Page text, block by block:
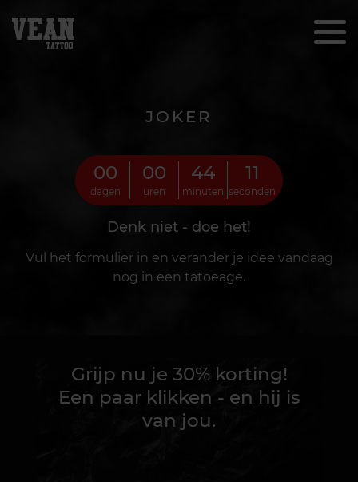
JOKER
00
dagen
00
uren
44
minuten
08
seconden
Denk niet - doe het!
Vul het formulier in en verander je idee vandaag
nog in een tatoeage.
Grijp nu je 30% korting!
Een paar klikken - en hij is
van jou.